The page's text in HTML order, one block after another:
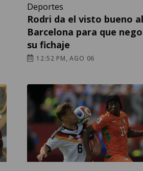
Deportes
Rodri da el visto bueno al
Barcelona para que
su fichaje
12:52 PM, AGO 06